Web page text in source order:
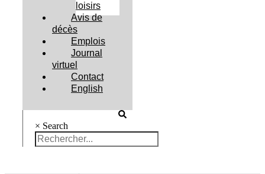
loisirs
Avis de
décès
Emplois
Journal
virtuel
Contact
English
× Search